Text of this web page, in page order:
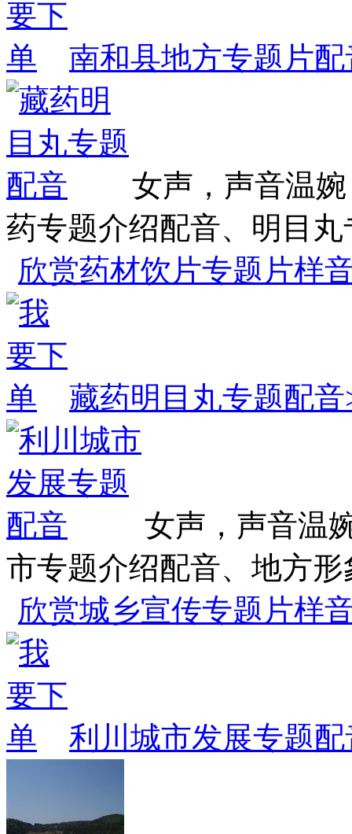
南和县地方专题片配
女声，声音温
药专题介绍配音、明目
欣赏药材饮片专题片样
藏药明目丸专题配音
女声，声音温
市专题介绍配音、地方
欣赏城乡宣传专题片样
利川城市发展专题配